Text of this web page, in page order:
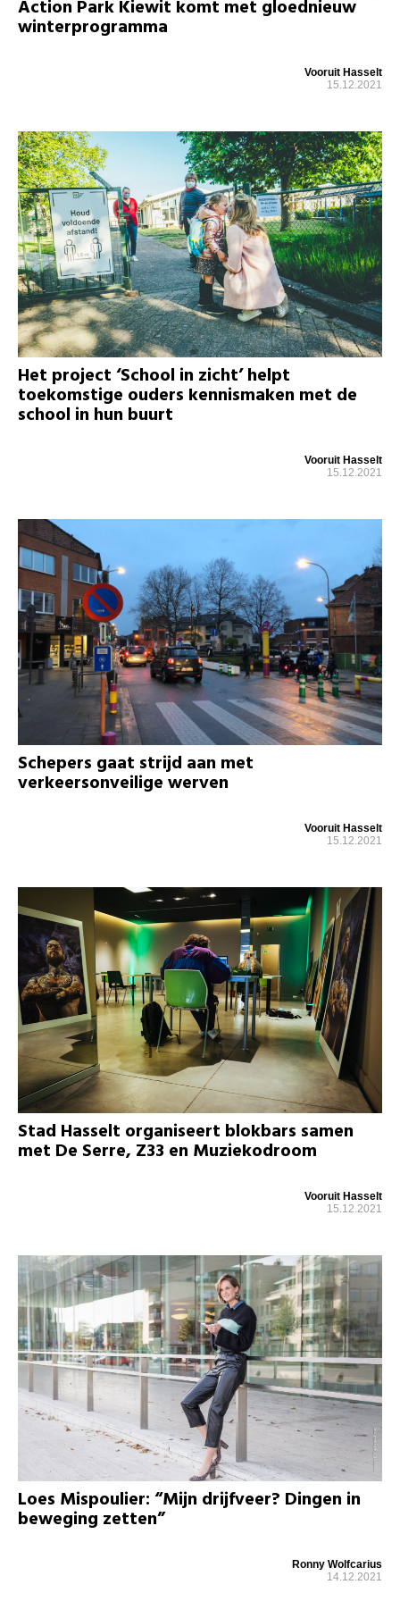
Action Park Kiewit komt met gloednieuw
winterprogramma
Vooruit Hasselt
15.12.2021
Het project ‘School in zicht’ helpt
toekomstige ouders kennismaken met de
school in hun buurt
Vooruit Hasselt
15.12.2021
Schepers gaat strijd aan met
verkeersonveilige werven
Vooruit Hasselt
15.12.2021
Stad Hasselt organiseert blokbars samen
met De Serre, Z33 en Muziekodroom
Vooruit Hasselt
15.12.2021
Loes Mispoulier: “Mijn drijfveer? Dingen in
beweging zetten”
Ronny Wolfcarius
14.12.2021